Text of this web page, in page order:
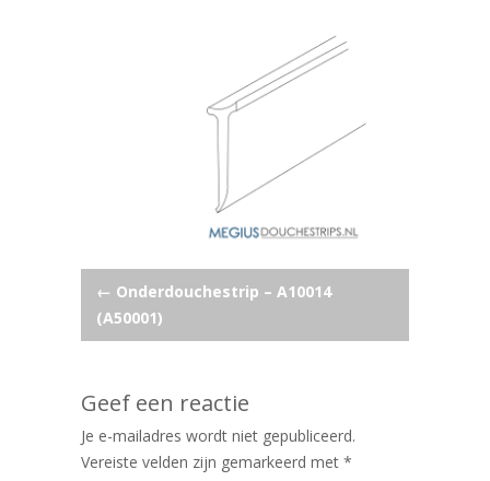
Post
navigation
← Onderdouchestrip – A10014
(A50001)
Geef een reactie
Je e-mailadres wordt niet gepubliceerd.
Vereiste velden zijn gemarkeerd met *